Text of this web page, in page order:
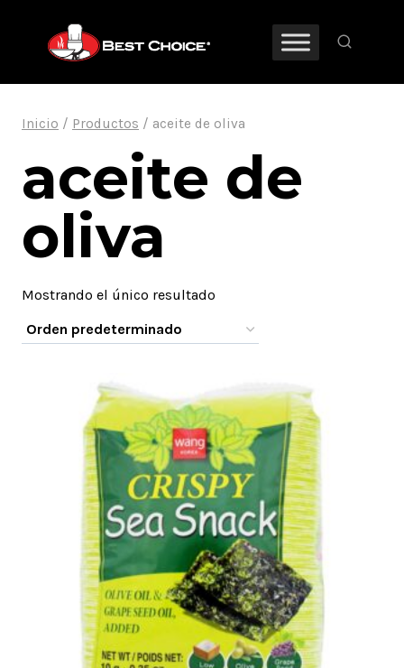
contenido
Inicio / Productos / aceite de oliva
aceite de
oliva
Mostrando el único resultado